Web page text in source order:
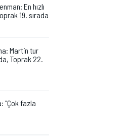
En hızlı
19. sırada
Martin tur
Toprak 22.
"Çok fazla